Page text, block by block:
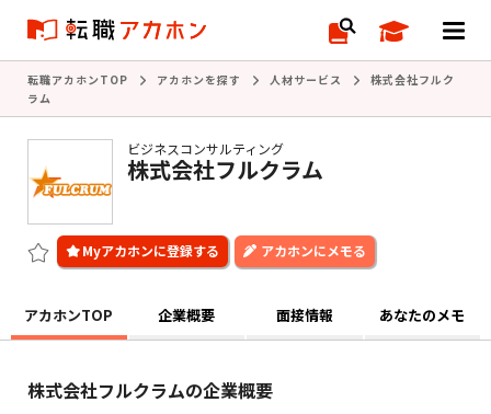
転職アカホンTOP アカホンを探す 人材サービス
株式会社フルク
ラム
ビジネスコンサルティング
株式会社フルクラム
アカホンにメモる
アカホンTOP 企業概要 面接情報 あなたのメモ
株式会社フルクラムの企業概要